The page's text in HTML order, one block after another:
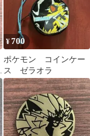
¥700
ポケモン コインケー
ス ゼラオラ